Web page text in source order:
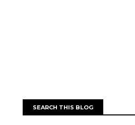
SEARCH THIS BLOG